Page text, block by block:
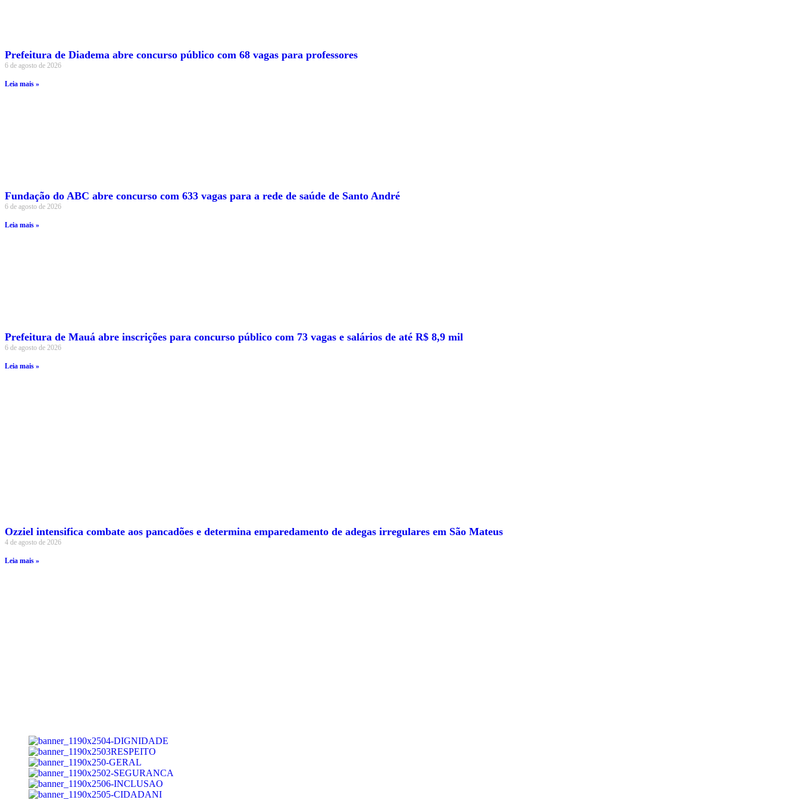
Prefeitura de Diadema abre concurso público com 68 vagas para professores
6 de agosto de 2026
Leia mais »
Fundação do ABC abre concurso com 633 vagas para a rede de saúde de Santo André
6 de agosto de 2026
Leia mais »
Prefeitura de Mauá abre inscrições para concurso público com 73 vagas e salários de até R$ 8,9 mil
6 de agosto de 2026
Leia mais »
Ozziel intensifica combate aos pancadões e determina emparedamento de adegas irregulares em São Mateus
4 de agosto de 2026
Leia mais »